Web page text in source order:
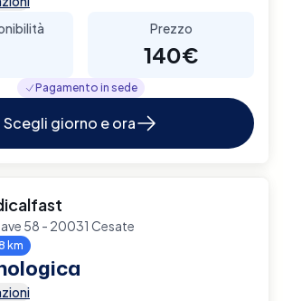
Prezzo
140€
Pagamento in sede
Scegli giorno e ora
58 - 20031 Cesate
km